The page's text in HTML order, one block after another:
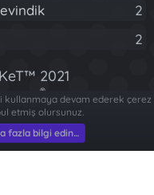
2
2
2021
® © 2010-2022
- XenGenTr
e-Ticaret Yazılımları
kullanmaya devam ederek çerez
etmiş olursunuz.
fazla bilgi edin…